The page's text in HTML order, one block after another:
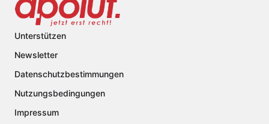
Unterstützen
Newsletter
Datenschutzbestimmungen
Nutzungsbedingungen
Impressum